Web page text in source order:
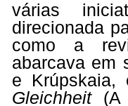
várias
direcionada
como a
abarcava em
e
Gleichheit(A